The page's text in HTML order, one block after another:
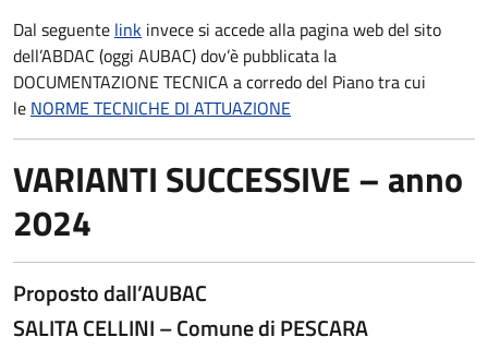
Dal seguente link invece si accede alla pagina web del sito
dell’ABDAC (oggi AUBAC) dov’è pubblicata la
DOCUMENTAZIONE TECNICA a corredo del Piano tra cui
le NORME TECNICHE DI ATTUAZIONE
VARIANTI SUCCESSIVE – anno
2024
Proposto dall’AUBAC
SALITA CELLINI – Comune di PESCARA